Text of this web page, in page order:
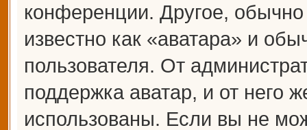
конференции. Другое,
известно как «аватара» и
пользователя. От
поддержка аватар, и от него
использованы. Если вы не